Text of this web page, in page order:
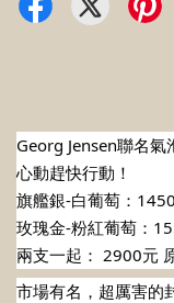
Georg Jensen聯名氣
心動趕快行動！
旗艦銀-白葡萄：
玫瑰金-粉紅葡萄：
兩支一起： 2900元
市場有名，超厲害的